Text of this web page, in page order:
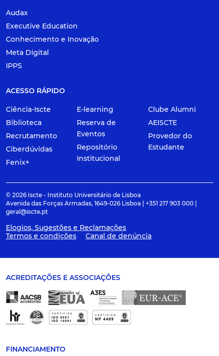
Audax
Executive Education
Conhecimento e Inovação
Meta Digital
IPPS
ACESSO RÁPIDO
Ciência-Iscte
Biblioteca
Recrutamento
Ciberdúvidas
Fenix+
E-learning
Reserva de
Eventos
Repositório
Institucional
Clube Alumni
AEISCTE
Provedor do
Estudante
© 2026 Iscte - Instituto Universitário de Lisboa
Avenida das Forças Armadas, 1649-026 Lisboa | +351 217 903 000 |
geral@iscte.pt
Elogios, Sugestões e Reclamações
Termos e condições
Canal de denúncia
ACREDITAÇÕES E ASSOCIAÇÕES
FINANCIAMENTO